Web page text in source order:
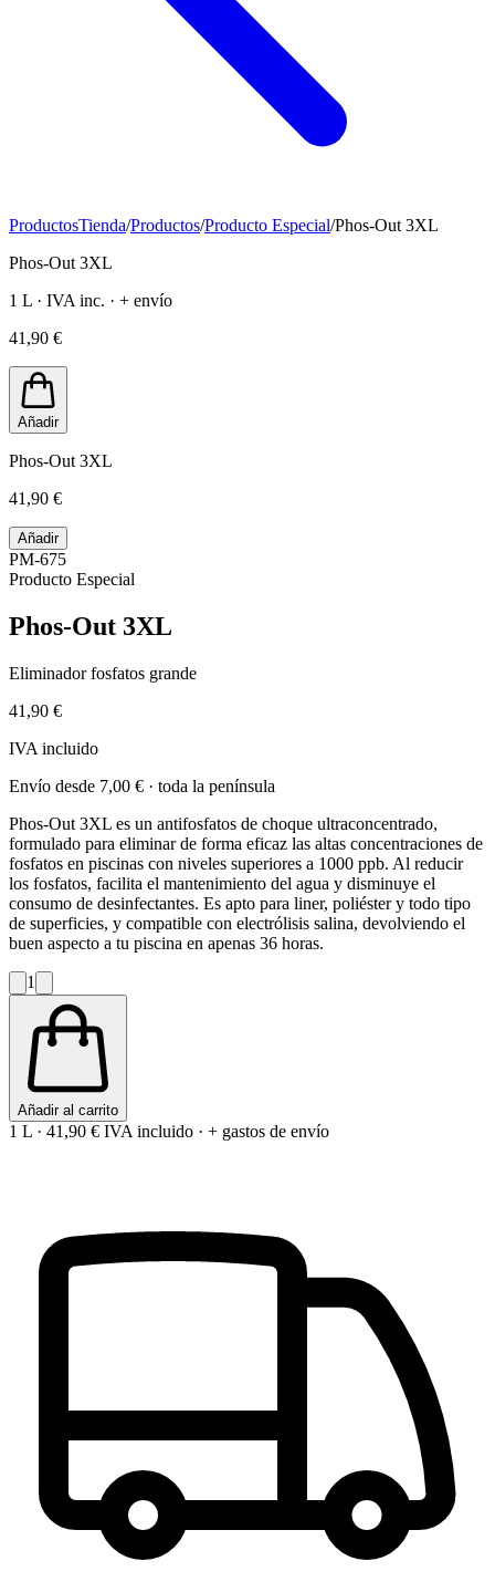
ProductosTienda/Productos/Producto Especial/Phos-Out 3XL
Phos-Out 3XL
1 L · IVA inc. · + envío
41,90 €
Añadir
Phos-Out 3XL
41,90 €
Añadir
PM-675
Producto Especial
Phos-Out 3XL
Eliminador fosfatos grande
41,90 €
IVA incluido
Envío desde 7,00 € · toda la península
Phos-Out 3XL es un antifosfatos de choque ultraconcentrado,
formulado para eliminar de forma eficaz las altas concentraciones de
fosfatos en piscinas con niveles superiores a 1000 ppb. Al reducir
los fosfatos, facilita el mantenimiento del agua y disminuye el
consumo de desinfectantes. Es apto para liner, poliéster y todo tipo
de superficies, y compatible con electrólisis salina, devolviendo el
buen aspecto a tu piscina en apenas 36 horas.
1
Añadir al carrito
1 L · 41,90 € IVA incluido · + gastos de envío